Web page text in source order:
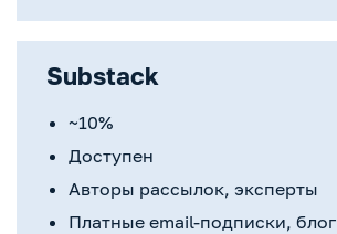
Substack
~10%
Доступен
Авторы рассылок, эксперты
Платные email-подписки,